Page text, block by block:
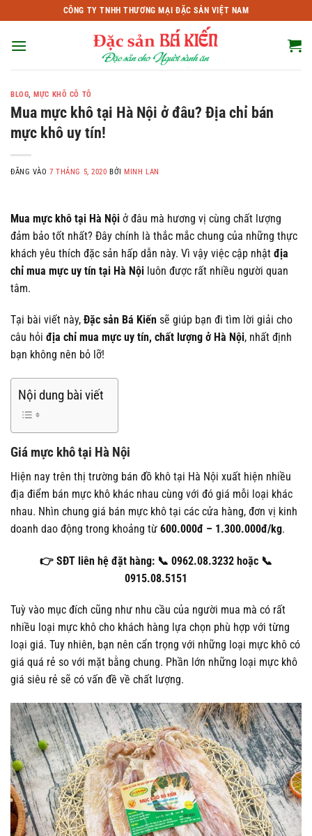
qua
nội
CÔNG TY TNHH THƯƠNG MẠI ĐẶC SẢN VIỆT NAM
BLOG,MỰC KHÔ CÔ TÔ
Mua mực khô tại Hà Nội ở đâu? Địa chỉ bán
mực khô uy tín!
ĐĂNG VÀO7 THÁNG 5, 2020 BỞIMINH LAN
Mua mực khô tại Hà Nội ở đâu mà hương vị cùng chất lượng
đảm bảo tốt nhất? Đây chính là thắc mắc chung của những thực
khách yêu thích đặc sản hấp dẫn này. Vì vậy việc cập nhật địa
chỉ mua mực uy tín tại Hà Nội luôn được rất nhiều người quan
tâm.
Tại bài viết này, Đặc sản Bá Kiến sẽ giúp bạn đi tìm lời giải cho
câu hỏi địa chỉ mua mực uy tín, chất lượng ở Hà Nội, nhất định
bạn không nên bỏ lỡ!
Nội dung bài viết
Giá mực khô tại Hà Nội
Hiện nay trên thị trường bán đồ khô tại Hà Nội xuất hiện nhiều
địa điểm bán mực khô khác nhau cùng với đó giá mỗi loại khác
nhau. Nhìn chung giá bán mực khô tại các cửa hàng, đơn vị kinh
doanh dao động trong khoảng từ 600.000đ – 1.300.000đ/kg.
👉 SĐT liên hệ đặt hàng: 📞 0962.08.3232 hoặc 📞
0915.08.5151
Tuỳ vào mục đích cũng như nhu cầu của người mua mà có rất
nhiều loại mực khô cho khách hàng lựa chọn phù hợp với từng
loại giá. Tuy nhiên, bạn nên cẩn trọng với những loại mực khô có
giá quá rẻ so với mặt bằng chung. Phần lớn những loại mực khô
giá siêu rẻ sẽ có vấn đề về chất lượng.